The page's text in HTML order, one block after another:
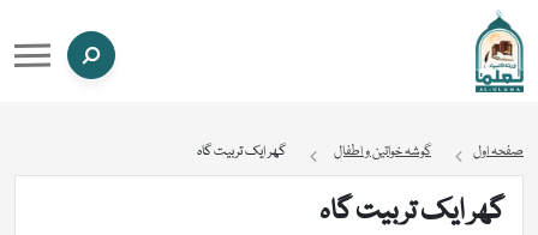
صفحہ اول گوشہ خواتین و اطفال گھر ایک تربیت گاہ
گھر ایک تربیت گاہ